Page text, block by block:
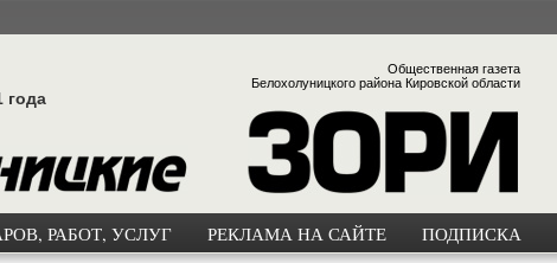
года
Общественная газета
Белохолуницкого района Кировской области
РАБОТ, УСЛУГ РЕКЛАМА НА САЙТЕ ПОДПИСКА